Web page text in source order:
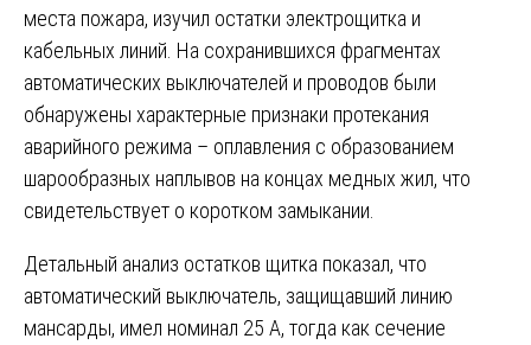
места пожара, изучил остатки электрощитка и
кабельных линий. На сохранившихся фрагментах
автоматических выключателей и проводов были
обнаружены характерные признаки протекания
аварийного режима – оплавления с образованием
шарообразных наплывов на концах медных жил, что
свидетельствует о коротком замыкании.
Детальный анализ остатков щитка показал, что
автоматический выключатель, защищавший линию
мансарды, имел номинал 25 А, тогда как сечение